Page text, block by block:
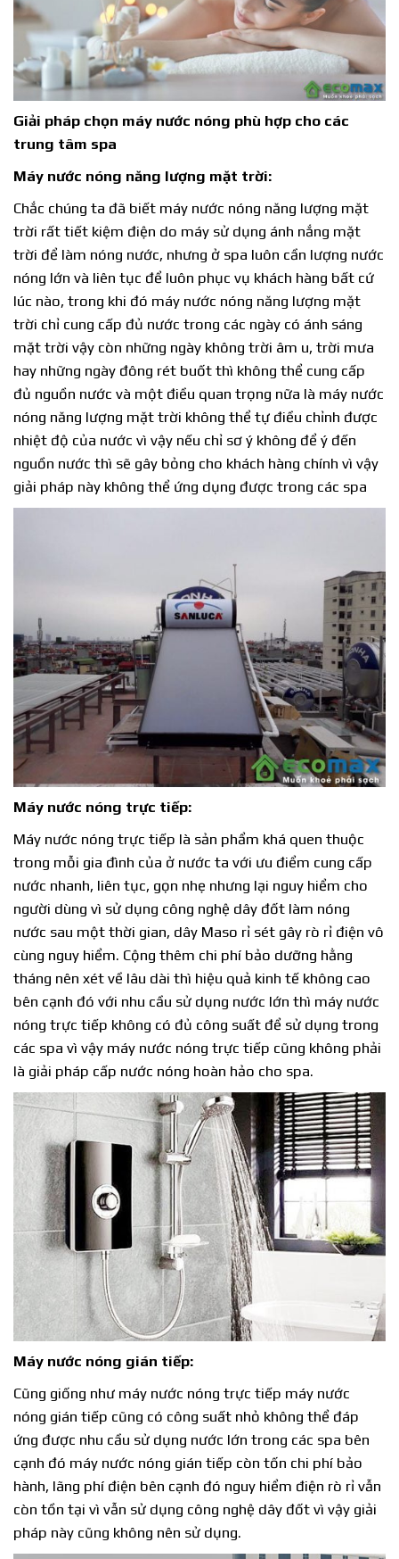
Giải pháp chọn máy nước nóng phù hợp cho các
trung tâm spa
Máy nước nóng năng lượng mặt trời:
Chắc chúng ta đã biết máy nước nóng năng lượng mặt
trời rất tiết kiệm điện do máy sử dụng ánh nắng mặt
trời để làm nóng nước, nhưng ở spa luôn cần lượng nước
nóng lớn và liên tục để luôn phục vụ khách hàng bất cứ
lúc nào, trong khi đó máy nước nóng năng lượng mặt
trời chỉ cung cấp đủ nước trong các ngày có ánh sáng
mặt trời vậy còn những ngày không trời âm u, trời mưa
hay những ngày đông rét buốt thì không thể cung cấp
đủ nguồn nước và một điều quan trọng nữa là máy nước
nóng năng lượng mặt trời không thể tự điều chỉnh được
nhiệt độ của nước vì vậy nếu chỉ sơ ý không để ý đến
nguồn nước thì sẽ gây bỏng cho khách hàng chính vì vậy
giải pháp này không thể ứng dụng được trong các spa
Máy nước nóng trực tiếp:
Máy nước nóng trực tiếp là sản phẩm khá quen thuộc
trong mỗi gia đình của ở nước ta với ưu điểm cung cấp
nước nhanh, liên tục, gọn nhẹ nhưng lại nguy hiểm cho
người dùng vì sử dụng công nghệ dây đốt làm nóng
nước sau một thời gian, dây Maso rỉ sét gây rò rỉ điện vô
cùng nguy hiểm. Cộng thêm chi phí bảo dưỡng hằng
tháng nên xét về lâu dài thì hiệu quả kinh tế không cao
bên cạnh đó với nhu cầu sử dụng nước lớn thì máy nước
nóng trực tiếp không có đủ công suất để sử dụng trong
các spa vì vậy máy nước nóng trực tiếp cũng không phải
là giải pháp cấp nước nóng hoàn hảo cho spa.
Máy nước nóng gián tiếp:
Cũng giống như máy nước nóng trực tiếp máy nước
nóng gián tiếp cũng có công suất nhỏ không thể đáp
ứng được nhu cầu sử dụng nước lớn trong các spa bên
cạnh đó máy nước nóng gián tiếp còn tốn chi phí bảo
hành, lãng phí điện bên cạnh đó nguy hiểm điện rò rỉ vẫn
còn tồn tại vì vẫn sử dụng công nghệ dây đốt vì vậy giải
pháp này cũng không nên sử dụng.